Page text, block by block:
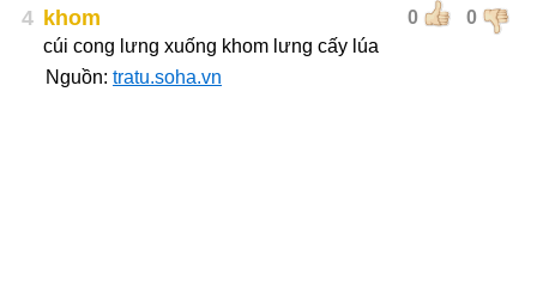
4 0 0
khom
cúi cong lưng xuống khom lưng cấy lúa
Nguồn: tratu.soha.vn